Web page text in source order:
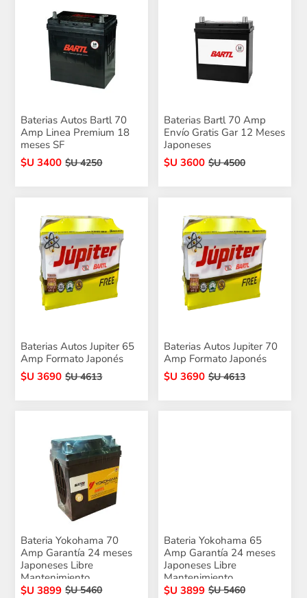
Baterias Autos Bartl 70
Amp Linea Premium 18
meses SF
$U 3400 $U 4250
Baterias Bartl 70 Amp
Envío Gratis Gar 12 Meses
Japoneses
$U 3600 $U 4500
Baterias Autos Jupiter 65
Amp Formato Japonés
$U 3690 $U 4613
Baterias Autos Jupiter 70
Amp Formato Japonés
$U 3690 $U 4613
Bateria Yokohama 70
Amp Garantía 24 meses
Japoneses Libre
Mantenimiento
$U 3899 $U 5460
Bateria Yokohama 65
Amp Garantía 24 meses
Japoneses Libre
Mantenimiento
$U 3899 $U 5460